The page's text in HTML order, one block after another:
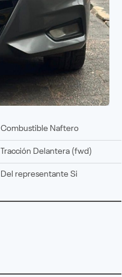
Combustible Naftero
Tracción delantera (fwd)
Del representante Si